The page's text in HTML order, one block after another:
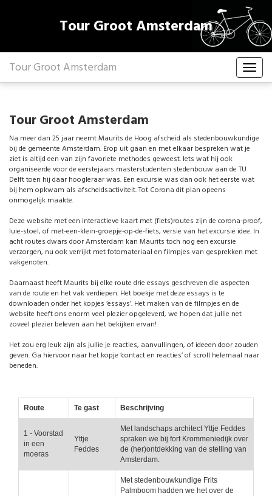
Tour Groot Amsterdam
Tour Groot Amsterdam
Tour Groot Amsterdam
Na meer dan 25 jaar neemt Maurits de Hoog afscheid als stedenbouwkundige
bij de gemeente Amsterdam. Erop uit gaan en met elkaar bespreken wat je
ziet is altijd een van zijn favoriete methodes geweest. Iets wat hij ook
organiseerde voor de eerstejaars masterstudenten stedenbouw aan de TU
Delft toen hij daar hoogleraar was. Een excursie was dan ook het eerste wat
bij hem opkwam als afscheidsactiviteit. Tot Corona dit plan opeens
onmogelijk maakte.
Deze website met een interactieve kaart met (fiets)routes zijn de corona-proof,
luie-stoel, of met-een-klein-groepje-op-de-fiets, versie van het excursie idee. In
acht routes dwars door Amsterdam kan Maurits toch nog een excursie
verzorgen, nu ook verrijkt met fotomateriaal en filmpjes van gesprekken met
vakgenoten.
Daarnaast heeft Maurits bij elke route drie essays geschreven die aspecten
van de route en het vak verdiepen. Het boekje met deze essays is te
downloaden onder het kopjes ‘essays’. Het maken van de filmpjes en de
website heeft ons enorm veel plezier opgeleverd, we hopen dat jullie net
zoveel plezier beleven aan het bekijken ervan!
Het zou erg leuk zijn als jullie je reacties, aanvullingen, of ideeen door zouden
geven. Ga hiervoor naar het kopje ‘contact en reacties’ of scroll helemaal naar
beneden.
Route Te gast Beschrijving
1 - Voorstad
in een
moeras
Yttje
Feddes
Met landschaps architect Yttje Feddes
spraken we bij fort Krommeniedijk over
de (her)ontdekking van de stelling van
Amsterdam.
Met stedenbouwkundige Frits
Palmboom hadden we het over de